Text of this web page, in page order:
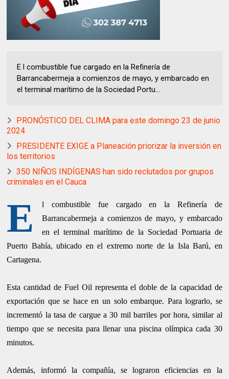
E l combustible fue cargado en la Refinería de
Barrancabermeja a comienzos de mayo, y embarcado en
el terminal marítimo de la Sociedad Portu...
PRONÓSTICO DEL CLIMA para este domingo 23 de junio
2024
PRESIDENTE EXIGE a Planeación priorizar la inversión en
los territorios
350 NIÑOS INDÍGENAS han sido reclutados por grupos
criminales en el Cauca
E
l combustible fue cargado en la Refinería de
Barrancabermeja a comienzos de mayo, y embarcado
en el terminal marítimo de la Sociedad Portuaria de
Puerto Bahía, ubicado en el extremo norte de la Isla Barú, en
Cartagena.
Esta cantidad de Fuel Oil representa el doble de la capacidad de
exportación que se hace en un solo embarque. Para lograrlo, se
incrementó la tasa de cargue a 30 mil barriles por hora, similar al
tiempo que se necesita para llenar una piscina olímpica cada 30
minutos.
Además, informó la compañía, se lograron eficiencias en la